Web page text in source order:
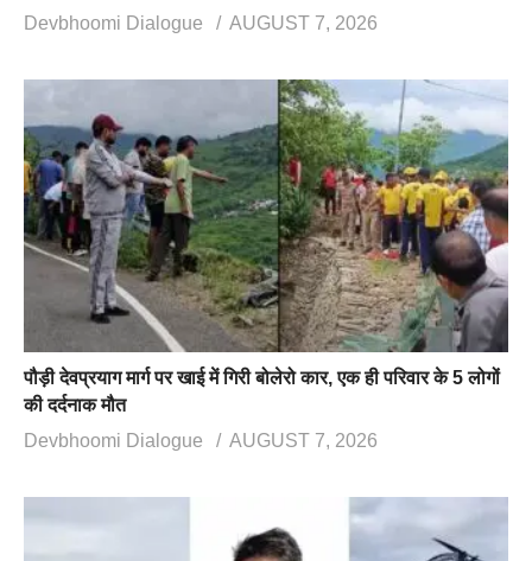
Devbhoomi Dialogue
AUGUST 7, 2026
पौड़ी देवप्रयाग मार्ग पर खाई में गिरी बोलेरो कार, एक ही परिवार के 5 लोगों
की दर्दनाक मौत
Devbhoomi Dialogue
AUGUST 7, 2026